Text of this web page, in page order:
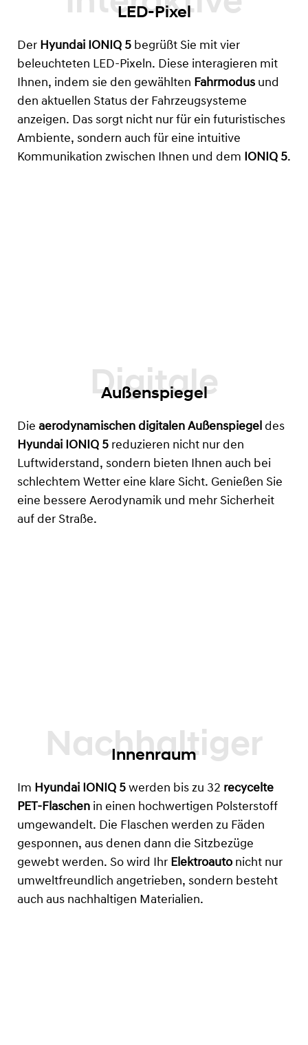
LED-Pixel
Der Hyundai IONIQ 5 begrüßt Sie mit vier
beleuchteten LED-Pixeln. Diese interagieren mit
Ihnen, indem sie den gewählten Fahrmodus und
den aktuellen Status der Fahrzeugsysteme
anzeigen. Das sorgt nicht nur für ein futuristisches
Ambiente, sondern auch für eine intuitive
Kommunikation zwischen Ihnen und dem IONIQ 5.
Außenspiegel
Die aerodynamischen digitalen Außenspiegel des
Hyundai IONIQ 5 reduzieren nicht nur den
Luftwiderstand, sondern bieten Ihnen auch bei
schlechtem Wetter eine klare Sicht. Genießen Sie
eine bessere Aerodynamik und mehr Sicherheit
auf der Straße.
Innenraum
Im Hyundai IONIQ 5 werden bis zu 32 recycelte
PET-Flaschen in einen hochwertigen Polsterstoff
umgewandelt. Die Flaschen werden zu Fäden
gesponnen, aus denen dann die Sitzbezüge
gewebt werden. So wird Ihr Elektroauto nicht nur
umweltfreundlich angetrieben, sondern besteht
auch aus nachhaltigen Materialien.